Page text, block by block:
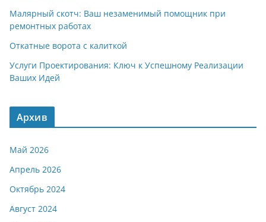
Малярный скотч: Ваш незаменимый помощник при
ремонтных работах
Откатные ворота с калиткой
Услуги Проектирования: Ключ к Успешному Реализации
Ваших Идей
Архив
Май 2026
Апрель 2026
Октябрь 2024
Август 2024